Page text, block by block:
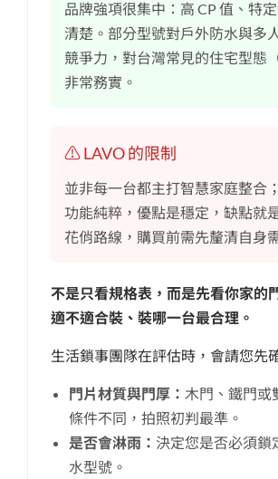
品牌強項很集中：高 CP 值、特
清楚。部分型號對戶外防水與多
競爭力，對台灣常見的住宅型態
非常務實。
⚠️ LAVO 的限制
並非每一台都主打智慧家庭整合
功能純粹，優點是穩定，缺點就
花俏路線，購買前需先釐清自身
不是只看規格表，而是先看你家的
適不適合裝、裝哪一台最合理。
生活鎖事團隊在評估時，會請您先
門片材質與門厚： 木門、鐵門或
條件不同，拍照初判最準。
是否會淋雨： 決定您是否必須鎖
水型號。